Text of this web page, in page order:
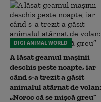
DIGI ANIMAL WORLD
A lăsat geamul mașinii
deschis peste noapte, iar
când s-a trezit a găsit
animalul atârnat de volan:
„Noroc că se mișcă greu”